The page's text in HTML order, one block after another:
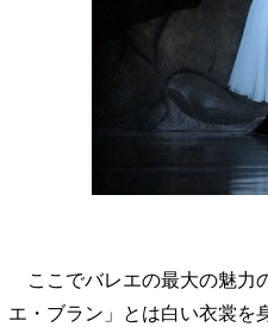
ここでバレエの最大の魅力
エ・ブラン」とは白い衣裳を